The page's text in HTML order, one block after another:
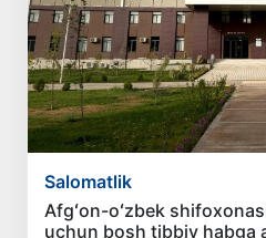
Salomatlik
Afgʻon-oʻzbek
uchun bosh tibbiy habga